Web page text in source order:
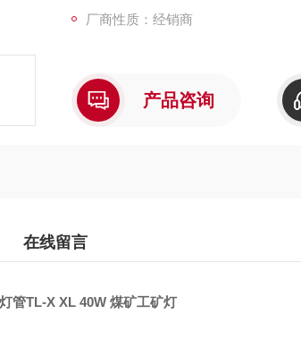
厂商性质：经销商
产品咨询
在线留言
管TL-X XL 40W 煤矿工矿灯